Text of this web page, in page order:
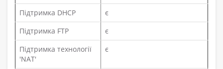
Підтримка DHCP
є
Підтримка FTP
є
Підтримка технології
'NAT'
є